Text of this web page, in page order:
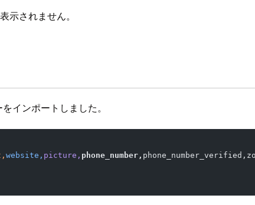
示されません。
インポートしました。
website, picture, phone_number,